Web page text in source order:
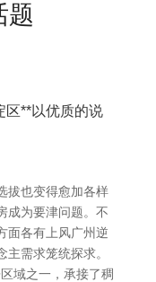
题
区**以优质的说
拔也变得愈加各样
成为要津问题。不
面各有上风广州逆
需求笼统探求。
域之一，承接了稠